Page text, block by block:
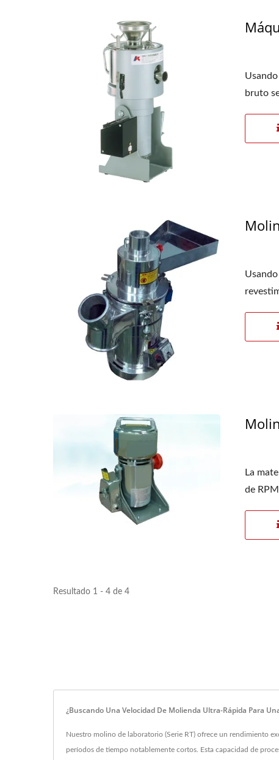
bruto
La
de
Resultado 1 - 4 de 4
Molino De Pin
¿Buscando Una Velocidad De Molienda Ultra-Rápida Para
Nuestro molino de laboratorio (Serie RT) ofrece un rendimiento
períodos de tiempo notablemente cortos. Esta capacidad de